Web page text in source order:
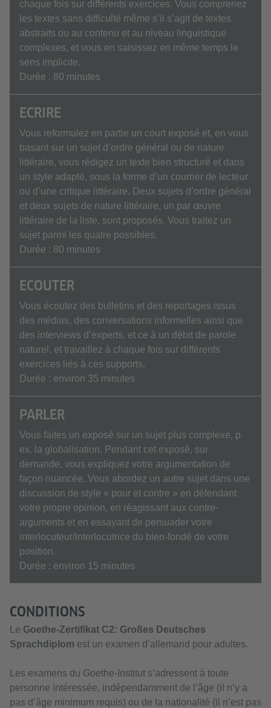
chaque fois sur différents exercices. Vous comprenez
les textes sans difficulté même s’il s’agit de textes
abstraits ou au contenu et au niveau linguistique
complexes, et vous en saisissez en même temps le
sens implicite.
Durée : 80 minutes
ECRIRE
Vous reformulez en partie un court exposé et, en vous
basant sur un sujet d’ordre général ou de nature
littéraire, vous rédigez un texte bien structuré et dans
un style adapté, sous la forme d’un courrier de lecteur
ou d’une critique littéraire. Deux sujets d’ordre général
et deux sujets de nature littéraire, un par œuvre
littéraire de la liste, sont proposés. Vous traitez un
sujet parmi les quatre possibles.
Durée : 80 minutes
ECOUTER
Vous écoutez des bulletins et des reportages issus
des médias, des conversations informelles ainsi que
des interviews d’experts, et ce à un débit de parole
naturel, et travaillez à chaque fois sur différents
exercices liés à ces supports.
Durée : environ 35 minutes
PARLER
Vous faites un exposé sur un sujet plus complexe, p.
ex. la globalisation. Pendant cet exposé, sur
demande, vous expliquez votre argumentation de
façon nuancée. Vous abordez un autre sujet dans une
discussion de style « pour et contre » en défendant
votre propre opinion, en réagissant aux contre-
arguments et en essayant de persuader votre
interlocuteur/interlocutrice du bien-fondé de votre
position.
Durée : environ 15 minutes
CONDITIONS
Le Goethe-Zertifikat C2: Großes Deutsches
Sprachdiplom est un examen d’allemand pour adultes.
Les examens du Goethe-Institut s’adressent à toute
personne intéressée, indépendamment de l’âge (il n’y a
pas d’âge minimum requis) ou de la nationalité (il n’est pas